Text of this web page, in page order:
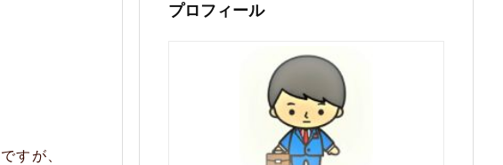
すが、
プロフィール